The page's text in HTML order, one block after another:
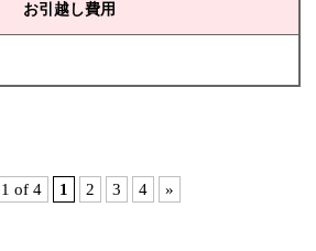
お引越し費用
1 of 4 1 2 3 4 »